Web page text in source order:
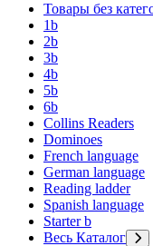
Товары без
1b
2b
3b
4b
5b
6b
Collins Readers
Dominoes
French language
German language
Reading ladder
Spanish language
Starter b
Весь Каталог